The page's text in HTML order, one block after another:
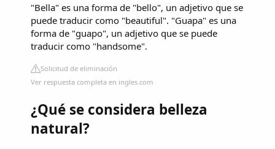
"Bella" es una forma de "bello", un adjetivo que se
puede traducir como "beautiful". "Guapa" es una
forma de "guapo", un adjetivo que se puede
traducir como "handsome".
Solicitud de eliminación
Ver respuesta completa en ingles.com
¿Qué se considera belleza
natural?